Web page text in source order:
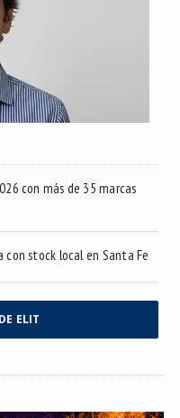
con más de 35 marcas
stock local en Santa Fe
ELIT